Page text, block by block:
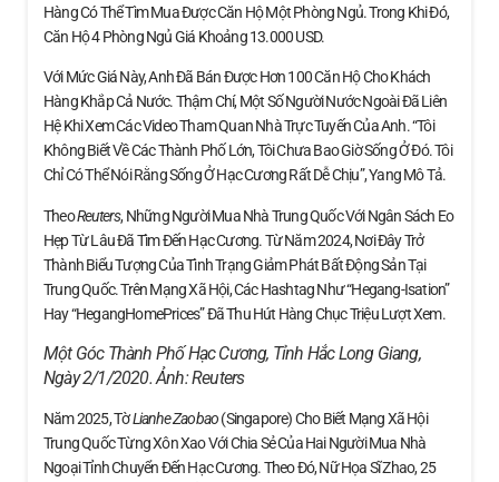
Hàng Có Thể Tìm Mua Được Căn Hộ Một Phòng Ngủ. Trong Khi Đó,
Căn Hộ 4 Phòng Ngủ Giá Khoảng 13.000 USD.
Với Mức Giá Này, Anh Đã Bán Được Hơn 100 Căn Hộ Cho Khách
Hàng Khắp Cả Nước. Thậm Chí, Một Số Người Nước Ngoài Đã Liên
Hệ Khi Xem Các Video Tham Quan Nhà Trực Tuyến Của Anh. “Tôi
Không Biết Về Các Thành Phố Lớn, Tôi Chưa Bao Giờ Sống Ở Đó. Tôi
Chỉ Có Thể Nói Rằng Sống Ở Hạc Cương Rất Dễ Chịu”, Yang Mô Tả.
TheoReuters, Những Người Mua Nhà Trung Quốc Với Ngân Sách Eo
Hẹp Từ Lâu Đã Tìm Đến Hạc Cương. Từ Năm 2024, Nơi Đây Trở
Thành Biểu Tượng Của Tình Trạng Giảm Phát Bất Động Sản Tại
Trung Quốc. Trên Mạng Xã Hội, Các Hashtag Như “Hegang-Isation”
Hay “HegangHomePrices” Đã Thu Hút Hàng Chục Triệu Lượt Xem.
Một Góc Thành Phố Hạc Cương, Tỉnh Hắc Long Giang,
Ngày 2/1/2020. Ảnh:Reuters
Năm 2025, TờLianhe Zaobao(Singapore) Cho Biết Mạng Xã Hội
Trung Quốc Từng Xôn Xao Với Chia Sẻ Của Hai Người Mua Nhà
Ngoại Tỉnh Chuyển Đến Hạc Cương. Theo Đó, Nữ Họa Sĩ Zhao, 25